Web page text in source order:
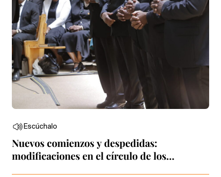
Escúchalo
Nuevos comienzos y despedidas:
modificaciones en el círculo de los